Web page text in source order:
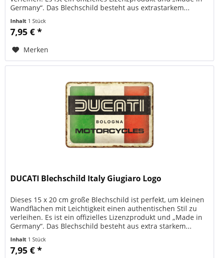
Germany“. Das Blechschild besteht aus extrastarkem...
Inhalt 1 Stück
7,95 € *
Merken
DUCATI Blechschild Italy Giugiaro Logo
Dieses 15 x 20 cm große Blechschild ist perfekt, um kleinen
Wandflächen mit Leichtigkeit einen authentischen Stil zu
verleihen. Es ist ein offizielles Lizenzprodukt und „Made in
Germany“. Das Blechschild besteht aus extra starkem...
Inhalt 1 Stück
7,95 € *